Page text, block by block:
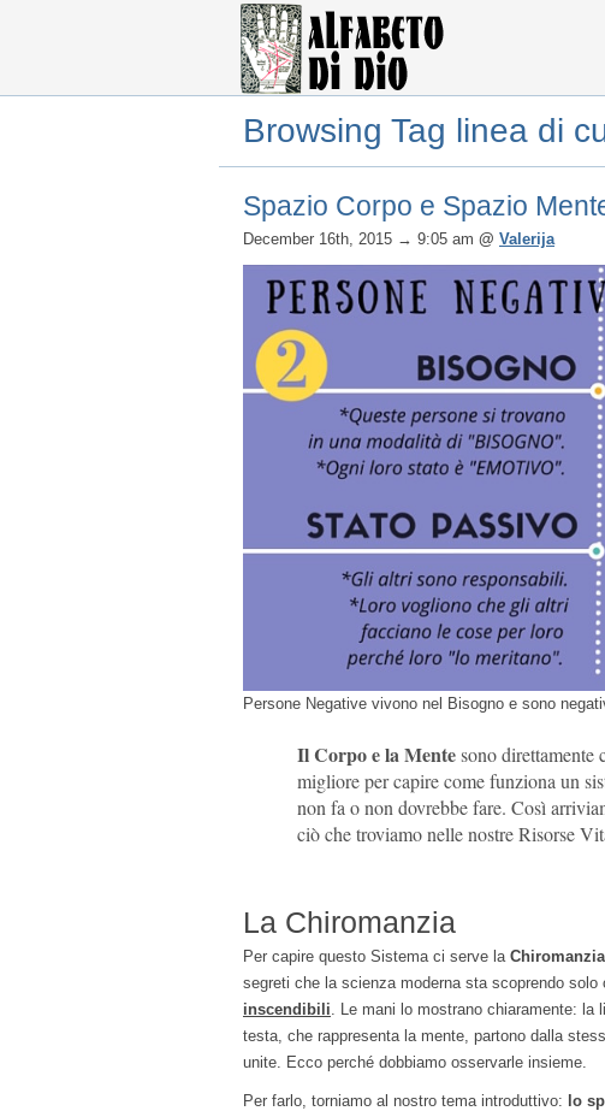
Browsing Tag linea di
Spazio Corpo e Spazio
December 16th, 2015 → 9:05 am @ Valerija
Persone Negative vivono nel Bisogno e sono
Il Corpo e la Mentesono direttamente
migliore per capire come funziona un
non fa o non dovrebbe fare. Così
ciò che troviamo nelle nostre Risorse
La Chiromanzia
Per capire questo Sistema ci serve la Chiromanzia
segreti che la scienza moderna sta scoprendo
inscendibili. Le mani lo mostrano chiaramente: la
testa, che rappresenta la mente, partono dalla
unite. Ecco perché dobbiamo osservarle insieme.
Per farlo, torniamo al nostro tema introduttivo: lo